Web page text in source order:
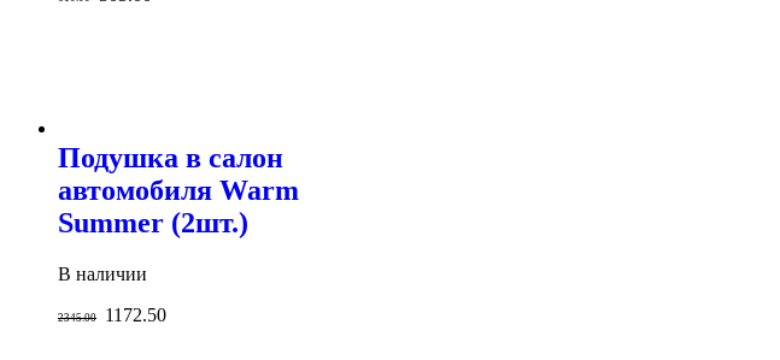
Подушка в салон
автомобиля Warm
Summer (2шт.)
В наличии
2345.00 1172.50